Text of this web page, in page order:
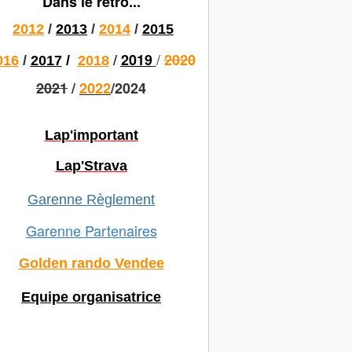
2012 / 2013 / 2014 / 2015
/ 2017/ 2018 / 2019 /2020
2021/2022/2024
Lap'important
Lap'Strava
Garenne Règlement
Garenne Partenaires
Golden rando Vendee
Equipe organisatrice